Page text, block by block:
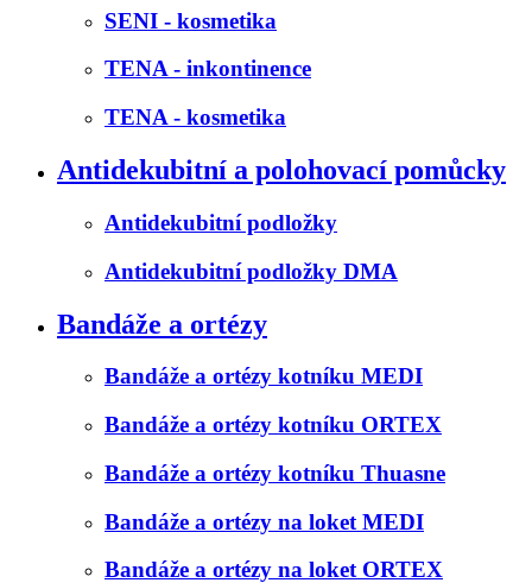
SENI - kosmetika
TENA - inkontinence
TENA - kosmetika
Antidekubitní a polohovací pomůcky
Antidekubitní podložky
Antidekubitní podložky DMA
Bandáže a ortézy
Bandáže a ortézy kotníku MEDI
Bandáže a ortézy kotníku ORTEX
Bandáže a ortézy kotníku Thuasne
Bandáže a ortézy na loket MEDI
Bandáže a ortézy na loket ORTEX